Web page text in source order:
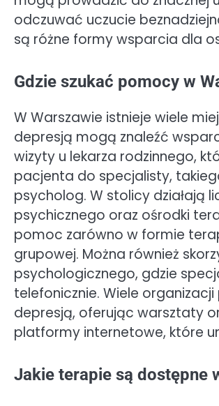
odczuwać uczucie
są różne formy wsparcia dla
Gdzie szukać pomocy w
W Warszawie istnieje wiele
depresją mogą znaleźć
wizyty u lekarza rodzinnego,
pacjenta do specjalisty,
psycholog. W stolicy działają
psychicznego oraz ośrodki
pomoc zarówno w formie
grupowej. Można również
psychologicznego, gdzie
telefonicznie. Wiele
depresją, oferując warsztaty
platformy internetowe, które
Jakie terapie są dostępne